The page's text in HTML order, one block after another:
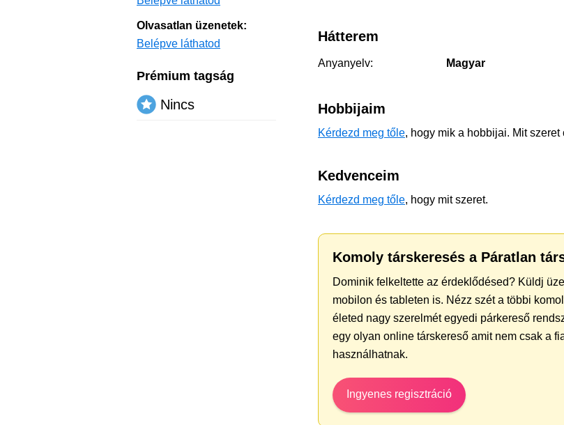
Hátterem
Anyanyelv: Magyar
Hobbijaim
Kérdezd meg tőle, hogy mik a hobbijai. Mit szeret
Kedvenceim
Kérdezd meg tőle, hogy mit szeret.
Komoly társkeresés a Páratlan
Dominik felkeltette az érdeklődésed? Küldj
mobilon és tableten is. Nézz szét a többi
életed nagy szerelmét egyedi párkereső
egy olyan online társkereső amit nem csak a
használhatnak.
Ingyenes regisztráció
Olvasatlan üzenetek:
Belépve láthatod
Prémium tagság
Nincs